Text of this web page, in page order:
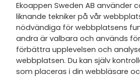
Jag har tagit del av
personuppgifts- och
integritetspolicyoch tar
av nyheter, hälsotips och
erbjudanden via min e-
Ekoappen Sweden AB använder
liknande tekniker på vår
nödvändiga för webbplatsens
andra är valbara och används
förbättra upplevelsen och
webbplatsen. Du kan själv
som placeras i din webbläsare